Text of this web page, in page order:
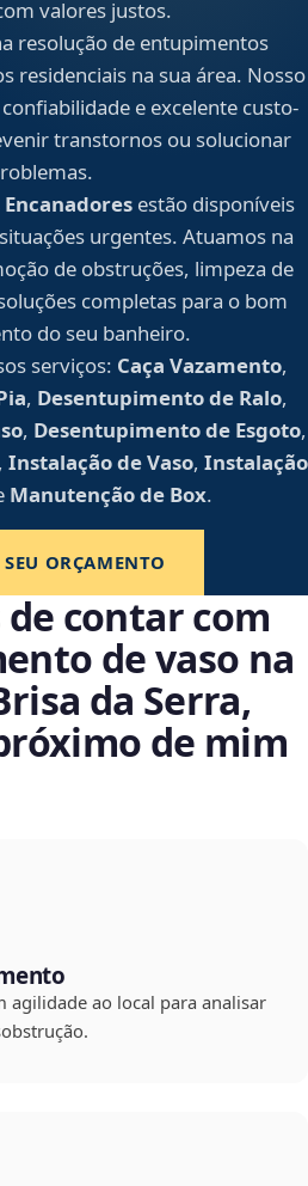
valores justos.
resolução de entupimentos
residenciais na sua área. Nosso
e excelente custo-
transtornos ou solucionar
Encanadoresestão disponíveis
urgentes. Atuamos na
de obstruções, limpeza de
completas para o bom
do seu banheiro.
serviços: Caça Vazamento,
, Desentupimento de Ralo,
, Desentupimento de Esgoto,
, Instalação de Vaso, Instalação
Manutenção de Box.
ORÇAMENTO
contar com
de vaso na
da Serra,
de mim
agilidade ao local para analisar